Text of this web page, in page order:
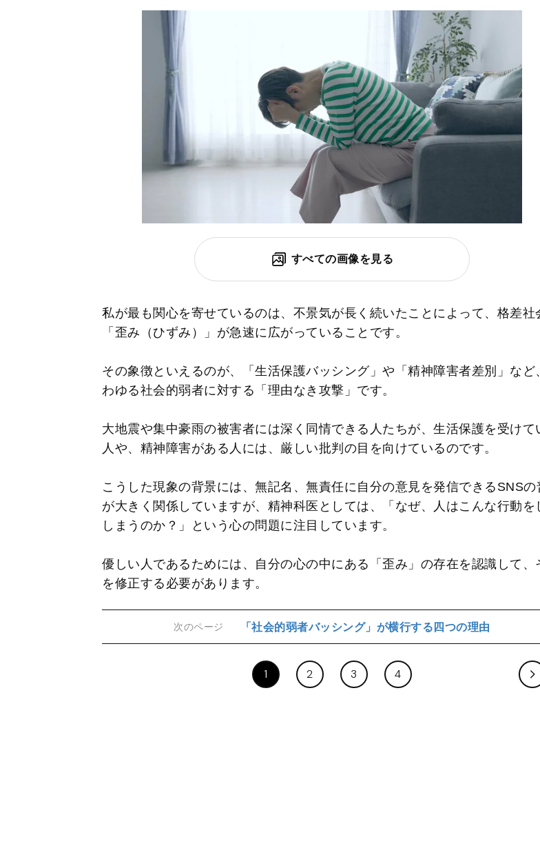
すべての画像を見る
私が最も関心を寄せているのは、不景気が長く続いたことによって、格差社
「歪み（ひずみ）」が急速に広がっていることです。
その象徴といえるのが、「生活保護バッシング」や「精神障害者差別」など
わゆる社会的弱者に対する「理由なき攻撃」です。
大地震や集中豪雨の被害者には深く同情できる人たちが、生活保護を受けて
人や、精神障害がある人には、厳しい批判の目を向けているのです。
こうした現象の背景には、無記名、無責任に自分の意見を発信できるSNSの
が大きく関係していますが、精神科医としては、「なぜ、人はこんな行動を
しまうのか？」という心の問題に注目しています。
優しい人であるためには、自分の心の中にある「歪み」の存在を認識して、
を修正する必要があります。
次のページ 「社会的弱者バッシング」が横行する四つの理由
1 2 3 4